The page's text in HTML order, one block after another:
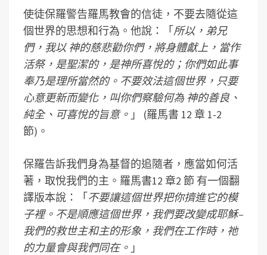
使徒保羅警告羅馬教會的信徒，不要去隨從這
個世界的思想和行為。他說：「所以，弟兄
們，我以 神的慈悲勸你們，將身體獻上，當作
活祭，是聖潔的，是神所喜悅的；你們如此事
奉乃是理所當然的。不要效法這個世界，只要
心意更新而變化，叫你們察驗何為 神的善良、
純全、可喜悅的旨意。 」 (羅馬書 12 章 1-2
節)。
保羅告訴我們身為基督的追隨者，應當如何活
著，取悅我們的主。羅馬書12 章2 節 有一個翻
譯版本說：「不要讓這個世界把你擠進它的模
子裡。不是順應這個世界，我們要改變成耶穌–
我們的救世主和主的形象，我們在工作時，祂
的力量會與我們同在。 」